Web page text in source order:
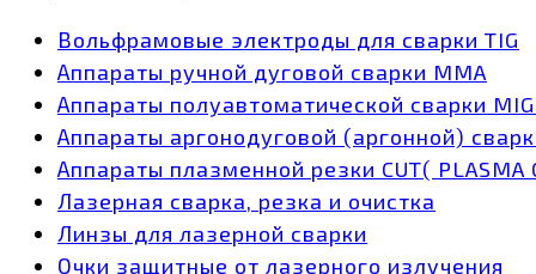
Вольфрамовые электроды для сварки TIG
Аппараты ручной дуговой сварки MMA
Аппараты полуавтоматической сварки
Аппараты аргонодуговой (аргонной)
Аппараты плазменной резки CUT( PLASMA
Лазерная сварка, резка и очистка
Линзы для лазерной сварки
Очки защитные от лазерного излучения